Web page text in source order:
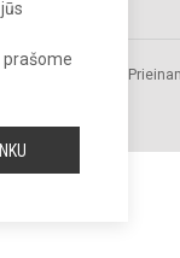
prašome